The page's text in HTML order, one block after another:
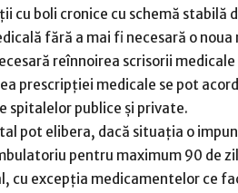
cu boli cronice cu schemă
fără a mai fi necesară o
reînnoirea scrisorii
prescripției medicale se pot
spitalelor publice și private.
pot elibera, dacă situaţia o
pentru maximum 90 de
cu excepția medicamentelor ce